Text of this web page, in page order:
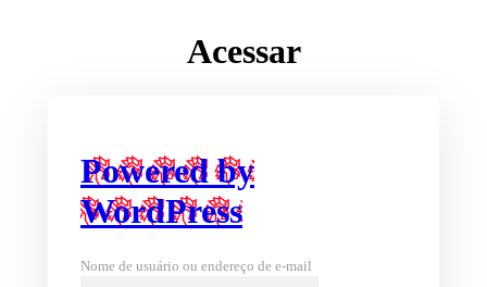
Acessar
Powered by
WordPress
Nome de usuário ou endereço de e-mail